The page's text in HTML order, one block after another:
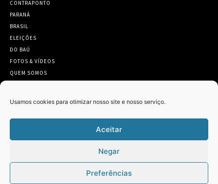
Usamos cookies para otimizar nosso site e nosso serviço.
Aceitar
Negar
Preferências
CONTRAPONTO
PARANÁ
BRASIL
ELEIÇÕES
DO BAÚ
FOTOS & VÍDEOS
QUEM SOMOS
Twitter
Tweets by Contraponto_jor
Clique para aceitar os cookies marketing
e ativar este conteúdo